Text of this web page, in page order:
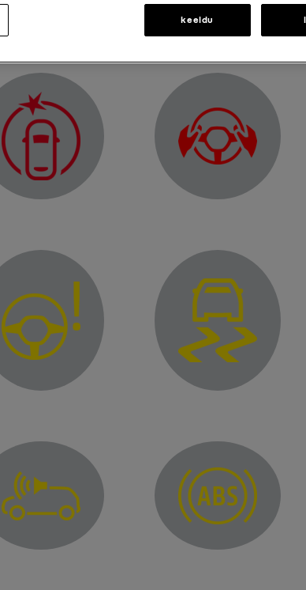
Brake circuit fault warning light 12 V battery charge
Warning light of the "Active emergency braking" function
"Hands off steering
Variable power assisted steering warning lightElectronic stability
Pedestrian horn fault warning light
Anti-lock braking
keeldu